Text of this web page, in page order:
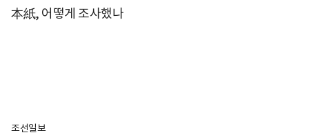
本紙, 어떻게 조사했나
조선일보